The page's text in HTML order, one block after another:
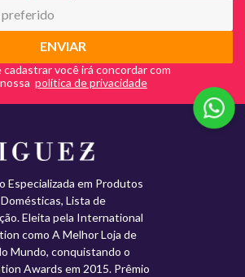
ENVIAR
cadastrar você irá concordar com
Especializada em Produtos
Lista de
Eleita pela International
como A Melhor Loja de
Mundo, conquistando o
Awards em 2015. Prêmio